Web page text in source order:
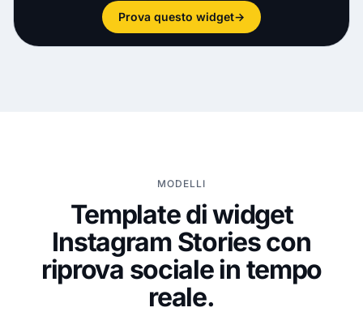
Prova questo widget→
MODELLI
Template di widget
Instagram Stories con
riprova sociale in tempo
reale.